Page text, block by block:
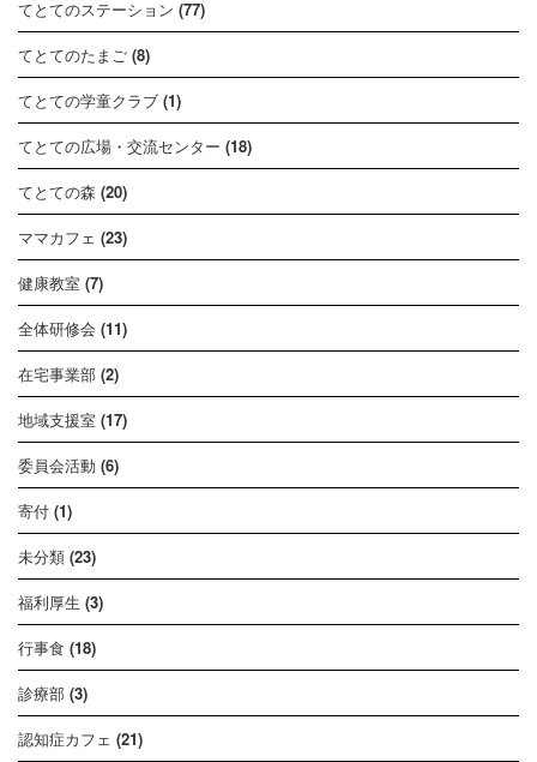
てとてのステーション (77)
てとてのたまご (8)
てとての学童クラブ (1)
てとての広場・交流センター (18)
てとての森 (20)
ママカフェ (23)
健康教室 (7)
全体研修会 (11)
在宅事業部 (2)
地域支援室 (17)
委員会活動 (6)
寄付 (1)
未分類 (23)
福利厚生 (3)
行事食 (18)
診療部 (3)
認知症カフェ (21)